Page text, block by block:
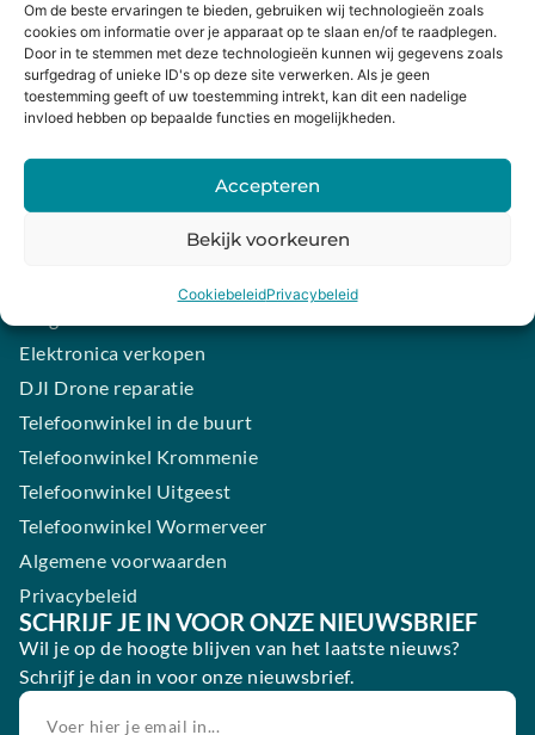
Om de beste ervaringen te bieden, gebruiken wij technologieën zoals
cookies om informatie over je apparaat op te slaan en/of te raadplegen.
Door in te stemmen met deze technologieën kunnen wij gegevens zoals
surfgedrag of unieke ID's op deze site verwerken. Als je geen
toestemming geeft of uw toestemming intrekt, kan dit een nadelige
invloed hebben op bepaalde functies en mogelijkheden.
Accepteren
Bekijk voorkeuren
CookiebeleidPrivacybeleid
Bestellingen
Mijn winkelwagen
HANDIGE LINKS
Levering en retourneren
iPhone laten maken
Samsung smartphone laten maken
Elektronica verkopen
DJI Drone reparatie
Telefoonwinkel in de buurt
Telefoonwinkel Krommenie
Telefoonwinkel Uitgeest
Telefoonwinkel Wormerveer
Algemene voorwaarden
Privacybeleid
SCHRIJF JE IN VOOR ONZE NIEUWSBRIEF
Wil je op de hoogte blijven van het laatste nieuws?
Schrijf je dan in voor onze nieuwsbrief.